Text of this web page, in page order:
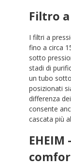
Filtro
I filtri a
fino a circa
sotto
stadi di
un tubo
posizionati
differenza
consente
cascata più